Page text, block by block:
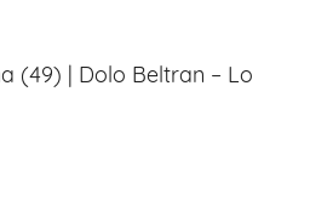
(49) | Dolo Beltran – Lo